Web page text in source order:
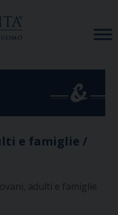
e famiglie /
adulti e famiglie